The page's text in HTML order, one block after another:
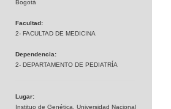
Bogotá
Facultad:
2- FACULTAD DE MEDICINA
Dependencia:
2- DEPARTAMENTO DE PEDIATRÍA
Lugar:
Instituo de Genética, Universidad Nacional